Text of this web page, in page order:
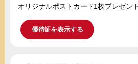
オリジナルポストカード1枚プレゼント
優待証を表示する